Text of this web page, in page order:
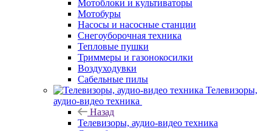
Мотоблоки и культиваторы
Мотобуры
Насосы и насосные станции
Снегоуборочная техника
Тепловые пушки
Триммеры и газонокосилки
Воздуходувки
Сабельные пилы
Телевизоры,
аудио-видео техника
Назад
Телевизоры, аудио-видео техника